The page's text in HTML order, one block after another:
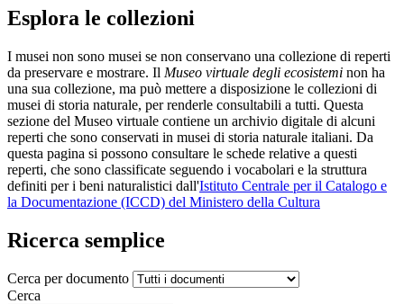
Esplora le collezioni
I musei non sono musei se non conservano una collezione di reperti
da preservare e mostrare. Il Museo virtuale degli ecosistemi non ha
una sua collezione, ma può mettere a disposizione le collezioni di
musei di storia naturale, per renderle consultabili a tutti. Questa
sezione del Museo virtuale contiene un archivio digitale di alcuni
reperti che sono conservati in musei di storia naturale italiani. Da
questa pagina si possono consultare le schede relative a questi
reperti, che sono classificate seguendo i vocabolari e la struttura
definiti per i beni naturalistici dall'Istituto Centrale per il Catalogo e
la Documentazione (ICCD) del Ministero della Cultura
Ricerca semplice
Cerca per documento
Cerca